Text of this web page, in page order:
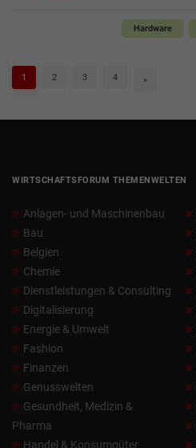
Hardware
1 2 3 4 »
WIRTSCHAFTSFORUM THEMENWELTEN
Anlagen- und Maschinenbau
Bau
Belgien
Chemie
Dienstleistungen & Consulting
Digitalisierung
Energie & Umwelt
Fashion
Finanzen
Genusswelten
Gesundheit, Medizin &
Pharma
Handel & Konsumgüter